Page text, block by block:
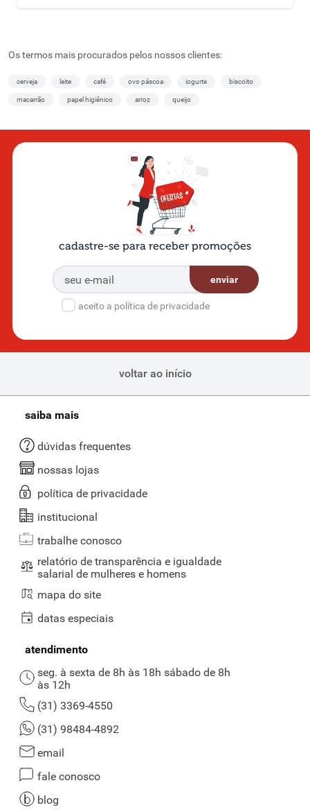
Os termos mais procurados pelos nossos clientes:
cerveja leite café ovo páscoa iogurte biscoito
macarrão papel higiênico arroz queijo
cadastre-se para receber promoções
enviar
aceito a política de privacidade
voltar ao início
saiba mais
dúvidas frequentes
nossas lojas
política de privacidade
institucional
trabalhe conosco
relatório de transparência e igualdade
salarial de mulheres e homens
mapa do site
datas especiais
atendimento
seg. à sexta de 8h às 18h sábado de 8h
às 12h
(31) 3369-4550
(31) 98484-4892
email
fale conosco
blog